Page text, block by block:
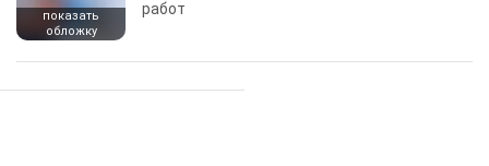
показать
обложку
работ